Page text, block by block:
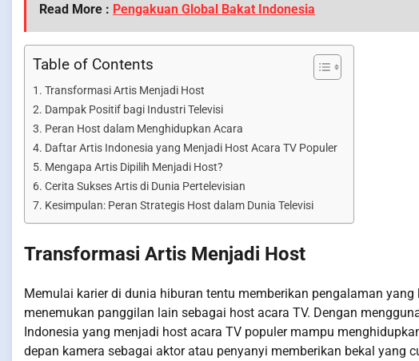
Read More : Pengakuan Global Bakat Indonesia
Table of Contents
Transformasi Artis Menjadi Host
Dampak Positif bagi Industri Televisi
Peran Host dalam Menghidupkan Acara
Daftar Artis Indonesia yang Menjadi Host Acara TV Populer
Mengapa Artis Dipilih Menjadi Host?
Cerita Sukses Artis di Dunia Pertelevisian
Kesimpulan: Peran Strategis Host dalam Dunia Televisi
Transformasi Artis Menjadi Host
Memulai karier di dunia hiburan tentu memberikan pengalaman
menemukan panggilan lain sebagai host acara TV. Dengan
Indonesia yang menjadi host acara TV populer mampu
depan kamera sebagai aktor atau penyanyi memberikan bekal yang